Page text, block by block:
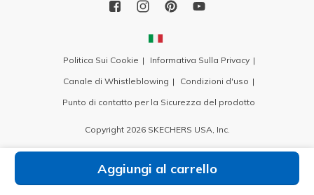
Aggiungi al carrello
Politica Sui Cookie
Informativa Sulla Privacy
Canale di Whistleblowing
Condizioni d'uso
Punto di contatto per la Sicurezza del prodotto
Copyright 2026 SKECHERS USA, Inc.